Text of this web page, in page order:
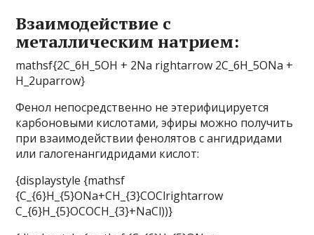
Взаимодействие с
металлическим натрием:
mathsf{2C_6H_5OH + 2Na rightarrow 2C_6H_5ONa +
H_2uparrow}
Фенол непосредственно не этерифицируется
карбоновыми кислотами, эфиры можно получить
при взаимодействии фенолятов с ангидридами
или галогенангидридами кислот:
{displaystyle {mathsf
{C_{6}H_{5}ONa+CH_{3}COClrightarrow
C_{6}H_{5}OCOCH_{3}+NaCl))}